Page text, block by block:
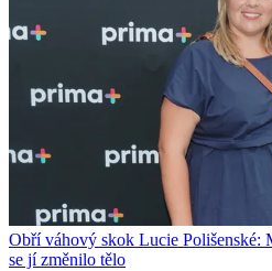
Obří váhový skok Lucie Polišenské:
se jí změnilo tělo